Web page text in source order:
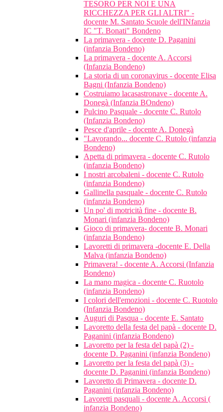
TESORO PER NOI E UNA
RICCHEZZA PER GLI ALTRI" -
docente M. Santato Scuole dell'INfanzia
IC "T. Bonati" Bondeno
La primavera - docente D. Paganini
(infanzia Bondeno)
La primavera - docente A. Accorsi
(Infanzia Bondeno)
La storia di un coronavirus - docente Elisa
Bagni (Infanzia Bondeno)
Costruiamo lacasastronave - docente A.
Donegà (Infanzia BOndeno)
Pulcino Pasquale - docente C. Rutolo
(Infanzia Bondeno)
Pesce d'aprile - docente A. Donegà
"Lavorando... docente C. Rutolo (infanzia
Bondeno)
Apetta di primavera - docente C. Rutolo
(infanzia Bondeno)
I nostri arcobaleni - docente C. Rutolo
(infanzia Bondeno)
Gallinella pasquale - docente C. Rutolo
(infanzia Bondeno)
Un po' di motricità fine - docente B.
Monari (infanzia Bondeno)
Gioco di primavera- docente B. Monari
(infanzia Bondeno)
Lavoretti di primavera -docente E. Della
Malva (infanzia Bondeno)
Primavera! - docente A. Accorsi (Infanzia
Bondeno)
La mano magica - docente C. Ruotolo
(infanzia Bondeno)
I colori dell'emozioni - docente C. Ruotolo
(Infanzia Bondeno)
Auguri di Pasqua - docente E. Santato
Lavoretto della festa del papà - docente D.
Paganini (infanzia Bondeno)
Lavoretto per la festa del papà (2) -
docente D. Paganini (infanzia Bondeno)
Lavoretto per la festa del papà (3) -
docente D. Paganini (infanzia Bondeno)
Lavoretto di Primavera - docente D.
Paganini (infanzia Bondeno)
Lavoretti pasquali - docente A. Accorsi (
infanzia Bondeno)